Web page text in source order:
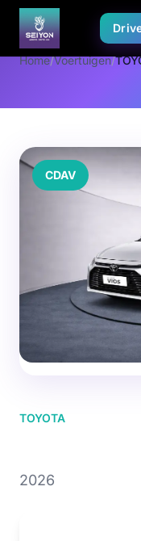
Home/Voertuigen/
CDAV
TOYOTA
2026